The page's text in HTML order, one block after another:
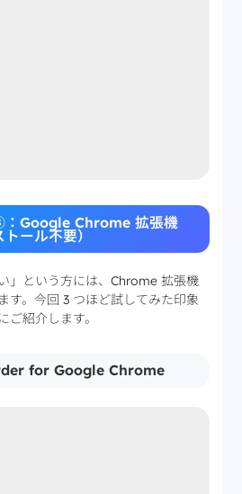
：Google Chrome 拡張機
ール不要）
」という方には、Chrome 拡張機
す。今回 3 つほど試してみた印象
ご紹介します。
for Google Chrome